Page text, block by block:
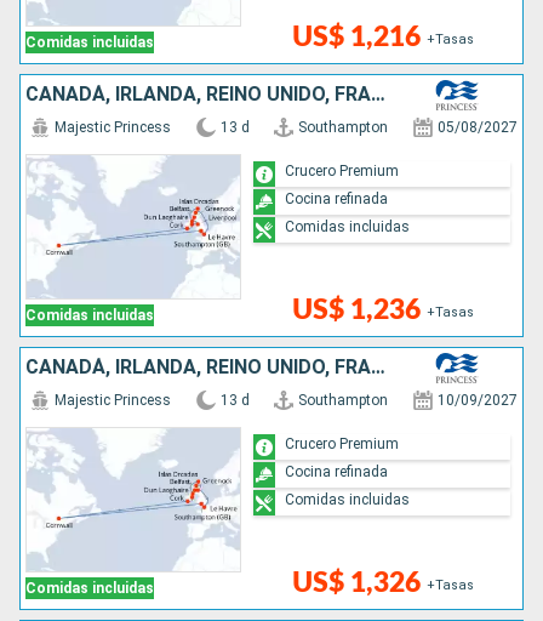
Comidas incluidas US$ 1,216 +Tasas
CANADÁ, IRLANDA, REINO UNIDO, FRANCIA
Comidas incluidas
Majestic Princess 13 d Southampton 05/08/2027
US$ 1,236 +Tasas
Crucero Premium
Cocina refinada
Comidas incluidas
CANADÁ, IRLANDA, REINO UNIDO, FRANCIA
Comidas incluidas
Majestic Princess 13 d Southampton 10/09/2027
US$ 1,326 +Tasas
Crucero Premium
Cocina refinada
Comidas incluidas